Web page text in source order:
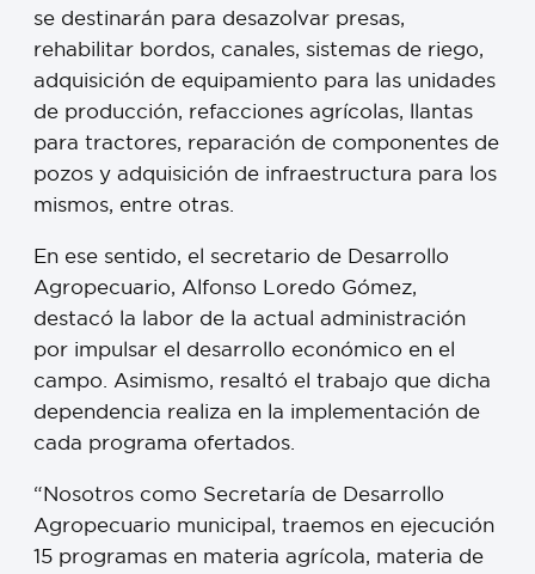
se destinarán para desazolvar presas,
rehabilitar bordos, canales, sistemas de riego,
adquisición de equipamiento para las unidades
de producción, refacciones agrícolas, llantas
para tractores, reparación de componentes de
pozos y adquisición de infraestructura para los
mismos, entre otras.
En ese sentido, el secretario de Desarrollo
Agropecuario, Alfonso Loredo Gómez,
destacó la labor de la actual administración
por impulsar el desarrollo económico en el
campo. Asimismo, resaltó el trabajo que dicha
dependencia realiza en la implementación de
cada programa ofertados.
“Nosotros como Secretaría de Desarrollo
Agropecuario municipal, traemos en ejecución
15 programas en materia agrícola, materia de